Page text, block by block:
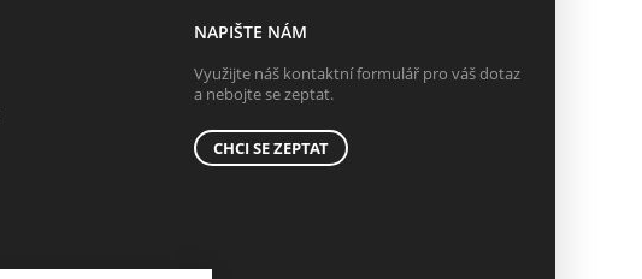
NAPIŠTE NÁM
Využijte náš kontaktní formulář pro váš dotaz
a nebojte se zeptat.
CHCI SE ZEPTAT